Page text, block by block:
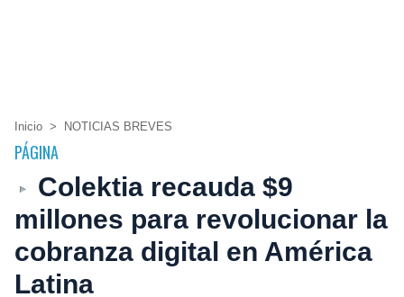
Inicio > NOTICIAS BREVES
PÁGINA
Colektia recauda $9
millones para revolucionar la
cobranza digital en América
Latina